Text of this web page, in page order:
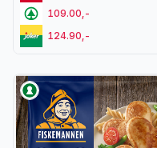
109.00,-
124.90,-
Vis flere detaljer for